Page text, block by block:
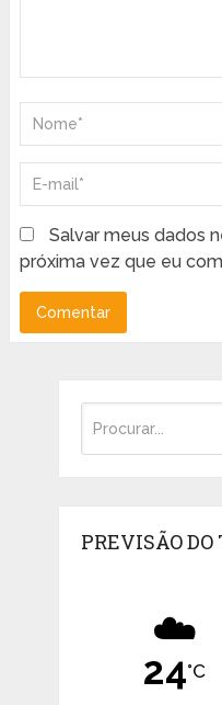
Salvar meus dados
próxima vez que eu
PREVISÃO DO
☁️
24°C